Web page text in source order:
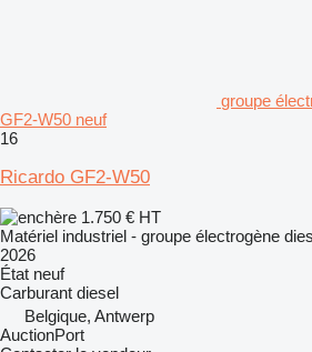
groupe
GF2-W50 neuf
16
Ricardo GF2-W50
1.750 € HT
Matériel industriel - groupe électrogène
2026
État neuf
Carburant diesel
Belgique, Antwerp
AuctionPort